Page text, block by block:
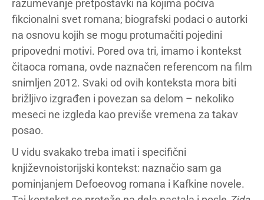
razumevanje pretpostavki na kojima počiva
fikcionalni svet romana; biografski podaci o autorki
na osnovu kojih se mogu protumačiti pojedini
pripovedni motivi. Pored ova tri, imamo i kontekst
čitaoca romana, ovde naznačen referencom na film
snimljen 2012. Svaki od ovih konteksta mora biti
brižljivo izgrađen i povezan sa delom – nekoliko
meseci ne izgleda kao previše vremena za takav
posao.
U vidu svakako treba imati i specifični
književnoistorijski kontekst: naznačio sam ga
pominjanjem Defoeovog romana i Kafkine novele.